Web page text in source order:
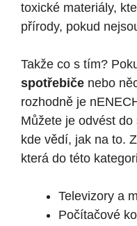
toxické materiály,
přírody, pokud
Takže co s tím?
spotřebiče nebo
rozhodně je
Můžete je odvést
kde vědí, jak na to.
která do této
Televizory a
Počítačové